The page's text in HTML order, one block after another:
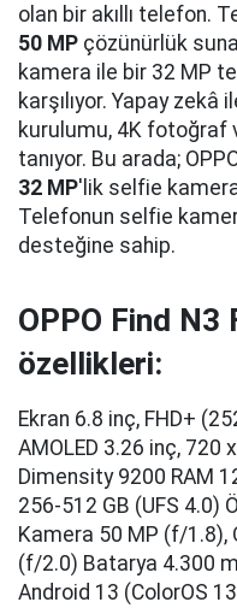
olan bir akıllı telefon.
50 MP çözünürlük
kamera ile bir 32 MP
karşılıyor. Yapay
kurulumu, 4K fotoğraf
tanıyor. Bu arada;
32 MP'lik selfie
Telefonun selfie
desteğine sahip.
OPPO Find N3
özellikleri:
Ekran 6.8 inç, FHD+
AMOLED 3.26 inç,
Dimensity 9200 RAM
256-512 GB (UFS 4.0)
Kamera 50 MP (f/1.8),
(f/2.0) Batarya 4.300
Android 13 (ColorOS